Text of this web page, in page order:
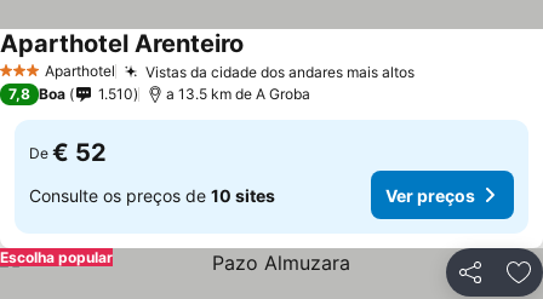
3 EstrelasAparthotel Vistas da cidade dos andares mais altos
Aparthotel Arenteiro
7,8 Boa 1.510 a 13.5 km de A Groba
De € 52
Consulte os preços de 10 sites Ver preços
Partilhar
Escolha popular